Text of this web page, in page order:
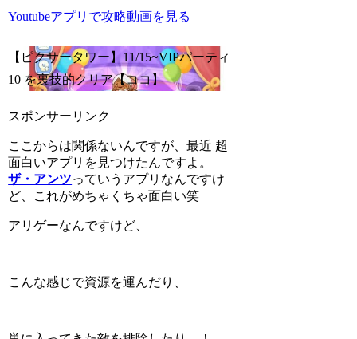
Youtubeアプリで攻略動画を見る
【ピクサータワー】11/15~VIPパーティ
10 を裏技的クリア【ココ】
スポンサーリンク
ここからは関係ないんですが、最近 超
面白いアプリを見つけた んですよ。
ザ・アンツっていうアプリなんですけ
ど、これがめちゃくちゃ面白い笑
アリゲーなんですけど、
こんな感じで資源を運んだり、